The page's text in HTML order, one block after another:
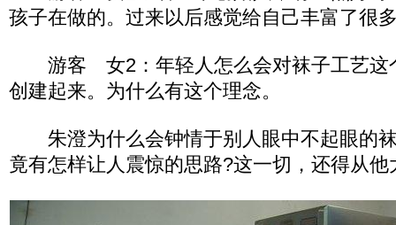
孩子在做的。过来以后感觉给自己丰富了很
游客 女2：年轻人怎么会对袜子工艺这
创建起来。为什么有这个理念。
朱澄为什么会钟情于别人眼中不起眼的
竟有怎样让人震惊的思路?这一切，还得从